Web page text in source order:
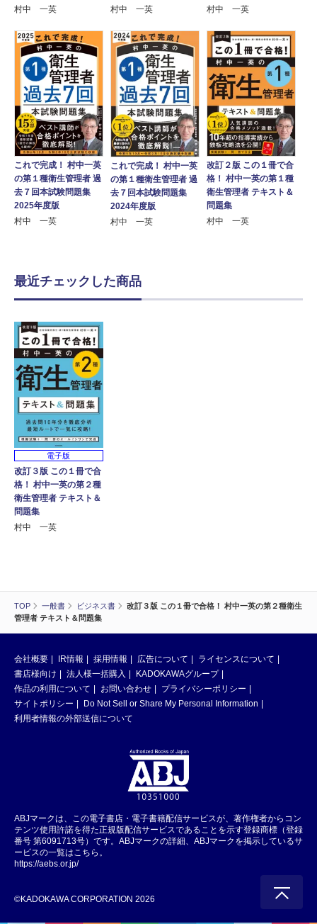
TOP 一般書 ビジネス書
改訂３版 この１冊で合格！ 村中一英の第２種衛生
管理者 テキスト＆問題集
村中 一英
村中 一英
村中 一英
これで完成！ 村中一英
の第１種衛生管理者 過
去７回本試験問題集
2025年度版
村中 一英
これで完成！ 村中一英
の第１種衛生管理者 過
去７回本試験問題集
2024年度版
村中 一英
改訂２版 この１冊で合
格！ 村中一英の第１種
衛生管理者 テキスト＆
問題集
村中 一英
最近チェックした商品
電子版
改訂３版 この１冊で合
格！ 村中一英の第２種
衛生管理者 テキスト＆
問題集
村中 一英
会社概要 IR情報 採用情報 広告について
ライセンスについて
書店様向け
法人様一括購入
KADOKAWAグループ
作品の利用について
お問い合わせ
プライバシーポリシー
サイトポリシー
Do Not Sell or Share My Personal Information
利用者情報の外部送信について
ABJマークは、この電子書店・電子書籍配信サービスが、著作権者からコン
テンツ使用許諾を得た正規版配信サービスであることを示す登録商標（登録
番号 第6091713号）です。ABJマークの詳細、ABJマークを掲示しているサ
ービスの一覧はこちら。
https://aebs.or.jp/
©KADOKAWA CORPORATION 2026